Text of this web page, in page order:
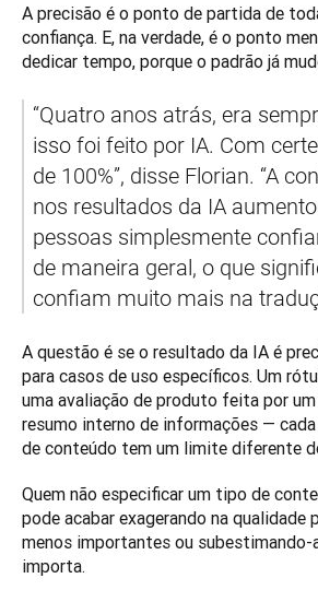
A precisão é o ponto de partida de
confiança. E, na verdade, é o ponto
dedicar tempo, porque o padrão já
“Quatro anos atrás, era
isso foi feito por IA. Com
de 100%”, disse Florian. “A
nos resultados da IA
pessoas simplesmente
de maneira geral, o que
confiam muito mais na
A questão é se o resultado da IA é
para casos de uso específicos. Um
uma avaliação de produto feita por
resumo interno de informações —
de conteúdo tem um limite diferente
Quem não especificar um tipo de
pode acabar exagerando na qualidade
menos importantes ou subestimando-
importa.